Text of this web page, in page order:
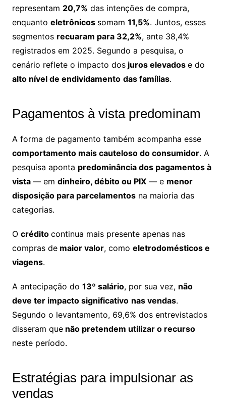
representam 20,7% das intenções de compra,
enquanto eletrônicos somam 11,5%. Juntos, esses
segmentos recuaram para 32,2%, ante 38,4%
registrados em 2025. Segundo a pesquisa, o
cenário reflete o impacto dosjuros elevados e do
alto nível de endividamento das famílias.
Pagamentos à vista predominam
A forma de pagamento também acompanha esse
comportamento mais cauteloso do consumidor. A
pesquisa aponta predominância dos pagamentos à
vista — em dinheiro, débito ou PIX— e menor
disposição para parcelamentosna maioria das
categorias.
O crédito continua mais presente apenas nas
compras demaior valor, como eletrodomésticos e
viagens.
A antecipação do 13º salário, por sua vez, não
deve ter impacto significativo nas vendas.
Segundo o levantamento, 69,6% dos entrevistados
disseram quenão pretendem utilizar o recurso
neste período.
Estratégias para impulsionar as
vendas